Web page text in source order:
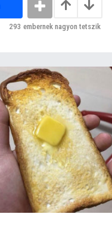
293 embernek nagyon tetszik